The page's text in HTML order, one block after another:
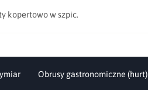
kopertowo w szpic.
Obrusy gastronomiczne (hurt)